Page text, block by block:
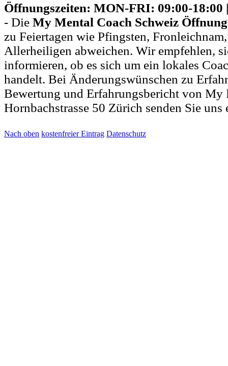
Öffnungszeiten: MON-FRI: 09:00-18:00
- Die My Mental Coach Schweiz
zu Feiertagen wie Pfingsten,
Allerheiligen abweichen. Wir empfehlen,
informieren, ob es sich um ein lokales
handelt. Bei Änderungswünschen zu
Bewertung und Erfahrungsbericht von My
Hornbachstrasse 50 Zürich senden Sie uns
Nach oben kostenfreier Eintrag Datenschutz